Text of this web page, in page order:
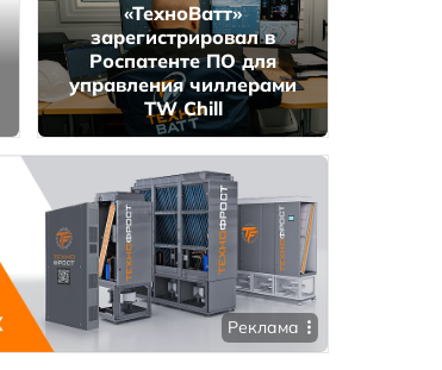
«ТехноВатт»
зарегистрировал в
Роспатенте ПО для
управления чиллерами
TW Chill
Реклама